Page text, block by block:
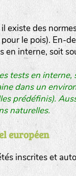
existe des
le pois). En-
en interne, soit
tests en
dans un
prédéfinis).
naturelles.
européen
inscrites et